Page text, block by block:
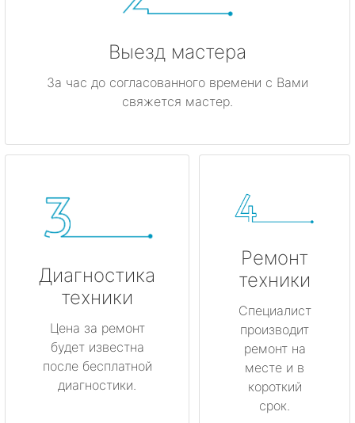
Выезд мастера
За час до согласованного времени с Вами
свяжется мастер.
Диагностика
техники
Цена за ремонт
будет известна
после бесплатной
диагностики.
Ремонт
техники
Специалист
производит
ремонт на
месте и в
короткий
срок.